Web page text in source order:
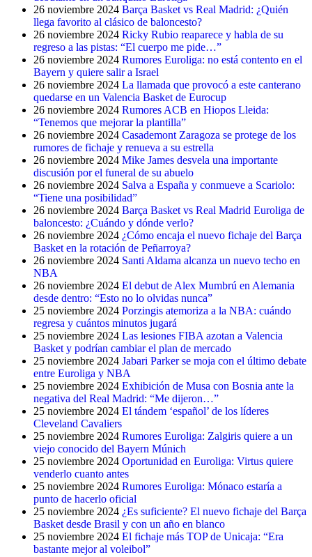
26 noviembre 2024 Barça Basket vs Real Madrid: ¿Quién
llega favorito al clásico de baloncesto?
26 noviembre 2024 Ricky Rubio reaparece y habla de su
regreso a las pistas: “El cuerpo me pide…”
26 noviembre 2024 Rumores Euroliga: no está contento en el
Bayern y quiere salir a Israel
26 noviembre 2024 La llamada que provocó a este canterano
quedarse en un Valencia Basket de Eurocup
26 noviembre 2024 Rumores ACB en Hiopos Lleida:
“Tenemos que mejorar la plantilla”
26 noviembre 2024 Casademont Zaragoza se protege de los
rumores de fichaje y renueva a su estrella
26 noviembre 2024 Mike James desvela una importante
discusión por el funeral de su abuelo
26 noviembre 2024 Salva a España y conmueve a Scariolo:
“Tiene una posibilidad”
26 noviembre 2024 Barça Basket vs Real Madrid Euroliga de
baloncesto: ¿Cuándo y dónde verlo?
26 noviembre 2024 ¿Cómo encaja el nuevo fichaje del Barça
Basket en la rotación de Peñarroya?
26 noviembre 2024 Santi Aldama alcanza un nuevo techo en
NBA
26 noviembre 2024 El debut de Alex Mumbrú en Alemania
desde dentro: “Esto no lo olvidas nunca”
25 noviembre 2024 Porzingis atemoriza a la NBA: cuándo
regresa y cuántos minutos jugará
25 noviembre 2024 Las lesiones FIBA azotan a Valencia
Basket y podrían cambiar el plan de mercado
25 noviembre 2024 Jabari Parker se moja con el último debate
entre Euroliga y NBA
25 noviembre 2024 Exhibición de Musa con Bosnia ante la
negativa del Real Madrid: “Me dijeron…”
25 noviembre 2024 El tándem ‘español’ de los líderes
Cleveland Cavaliers
25 noviembre 2024 Rumores Euroliga: Zalgiris quiere a un
viejo conocido del Bayern Múnich
25 noviembre 2024 Oportunidad en Euroliga: Virtus quiere
venderlo cuanto antes
25 noviembre 2024 Rumores Euroliga: Mónaco estaría a
punto de hacerlo oficial
25 noviembre 2024 ¿Es suficiente? El nuevo fichaje del Barça
Basket desde Brasil y con un año en blanco
25 noviembre 2024 El fichaje más TOP de Unicaja: “Era
bastante mejor al voleibol”